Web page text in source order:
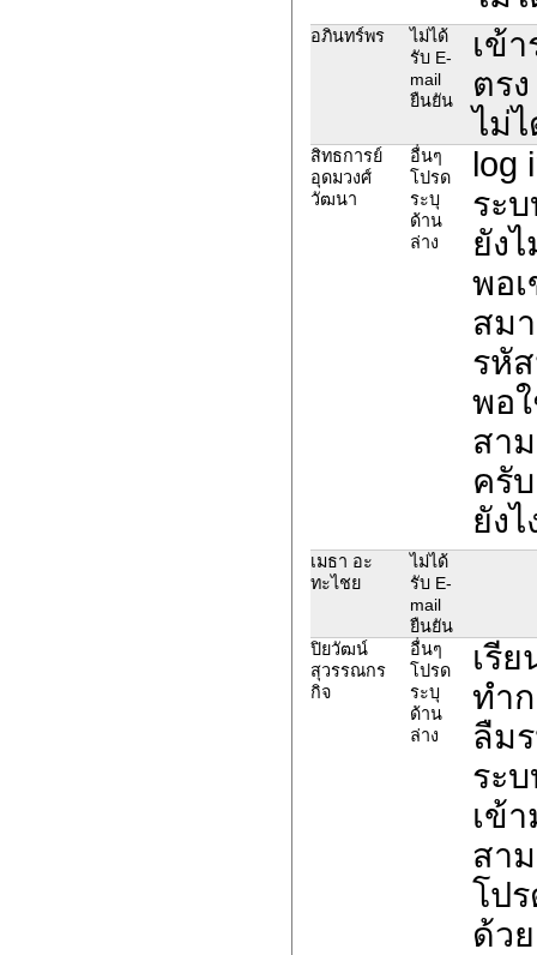
อภินทร์พร
ไม่ได้
รับ E-
mail
ยืนยัน
เข้
ตร
ไม่
สิทธการย์
อุดมวงศ์
วัฒนา
อื่นๆ
โปรด
ระบุ
ด้าน
ล่าง
log
ระ
ยัง
พอ
สม
รหั
พอ
สา
ครั
ยัง
เมธา อะ
ทะไชย
ไม่ได้
รับ E-
mail
ยืนยัน
ปิยวัฒน์
สุวรรณกร
กิจ
อื่นๆ
โปรด
ระบุ
ด้าน
ล่าง
เรี
ทำ
ลืม
ระ
เข้
สา
โป
ด้ว